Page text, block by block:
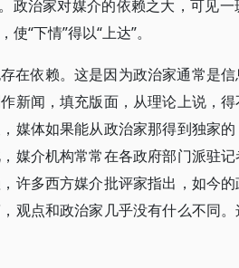
政治家对媒介的依赖之大，可见
“下情”得以“上达”。
在依赖。这是因为政治家通常是
新闻，填充版面，从理论上说，
媒体如果能从政治家那得到独家
媒介机构常常在各政府部门派驻
许多西方媒介批评家指出，如今
观点和政治家几乎没有什么不同